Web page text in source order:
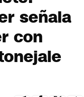
señala
con